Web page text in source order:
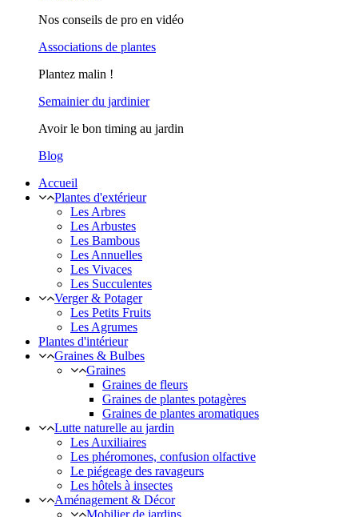
Nos conseils de pro en vidéo
Associations de plantes
Plantez malin !
Semainier du jardinier
Avoir le bon timing au jardin
Blog
Accueil
Plantes d'extérieur
Les Arbres
Les Arbustes
Les Bambous
Les Annuelles
Les Vivaces
Les Succulentes
Verger & Potager
Les Petits Fruits
Les Agrumes
Plantes d'intérieur
Graines & Bulbes
Graines
Graines de fleurs
Graines de plantes potagères
Graines de plantes aromatiques
Lutte naturelle au jardin
Les Auxiliaires
Les phéromones, confusion olfactive
Le piégeage des ravageurs
Les hôtels à insectes
Aménagement & Décor
Mobilier de jardins